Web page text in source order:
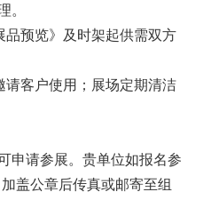
。
预览》及时架起供需双方
客户使用；展场定期清洁
申请参展。贵单位如报名参
盖公章后传真或邮寄至组